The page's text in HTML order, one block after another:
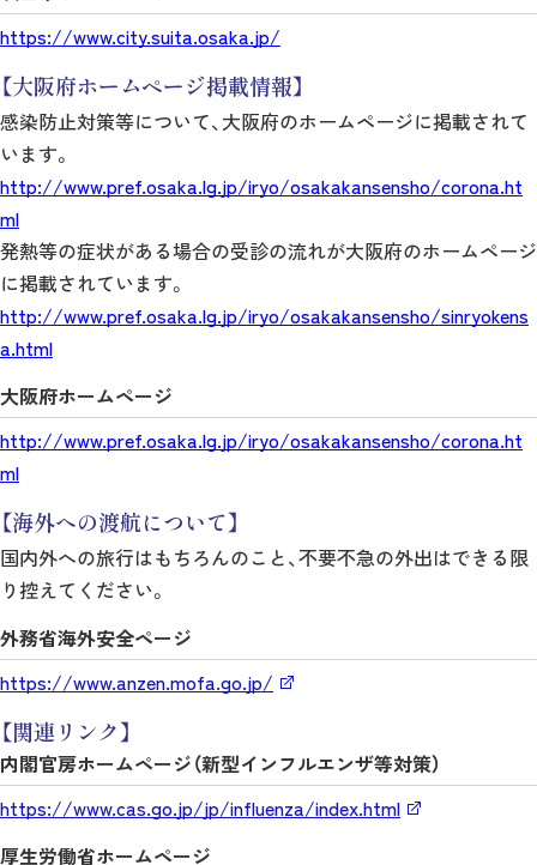
https://www.city.suita.osaka.jp/
【大阪府ホームページ掲載情報】
感染防止対策等について、大阪府のホームページに掲載されて
います。
http://www.pref.osaka.lg.jp/iryo/osakakansensho/corona.ht
ml
発熱等の症状がある場合の受診の流れが大阪府のホームページ
に掲載されています。
http://www.pref.osaka.lg.jp/iryo/osakakansensho/sinryokens
a.html
大阪府ホームページ
http://www.pref.osaka.lg.jp/iryo/osakakansensho/corona.ht
ml
【海外への渡航について】
国内外への旅行はもちろんのこと、不要不急の外出はできる限
り控えてください。
外務省海外安全ページ
https://www.anzen.mofa.go.jp/
【関連リンク】
内閣官房ホームページ（新型インフルエンザ等対策）
https://www.cas.go.jp/jp/influenza/index.html
厚生労働省ホームページ